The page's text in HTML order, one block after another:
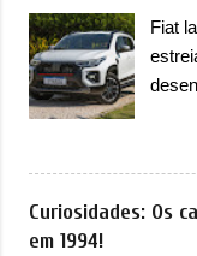
um
Os
uma
A
Fiat
Curiosidades: Os
em 1994!